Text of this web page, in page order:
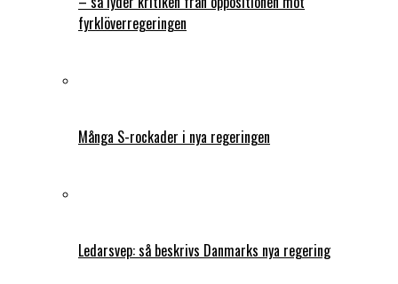
fyrklöverregeringen
Många S-rockader i nya regeringen
Ledarsvep: så beskrivs Danmarks nya regering